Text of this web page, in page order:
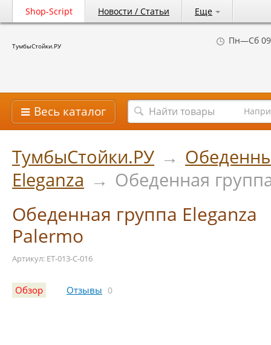
Shop-Script Новости / Статьи Еще
ТумбыСтойки.РУ Пн—Сб
Весь каталог
ТумбыСтойки.РУ →
Eleganza → Обеденная
Обеденная группа Eleganza
Palermo
Артикул: ET-013-С-016
Обзор Отзывы 0